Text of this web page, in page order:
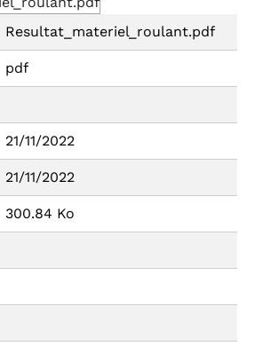
Resultat_materiel_roulant.pdf
pdf
21/11/2022
21/11/2022
300.84 Ko